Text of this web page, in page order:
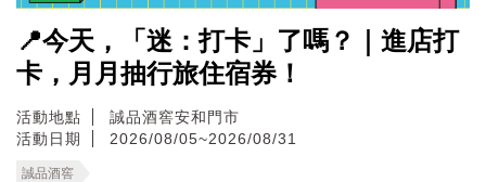
📍今天，「迷：打卡」了嗎？｜進店打
卡，月月抽行旅住宿券！
活動地點
誠品酒窖安和門市
活動日期
2026/08/05~2026/08/31
誠品酒窖